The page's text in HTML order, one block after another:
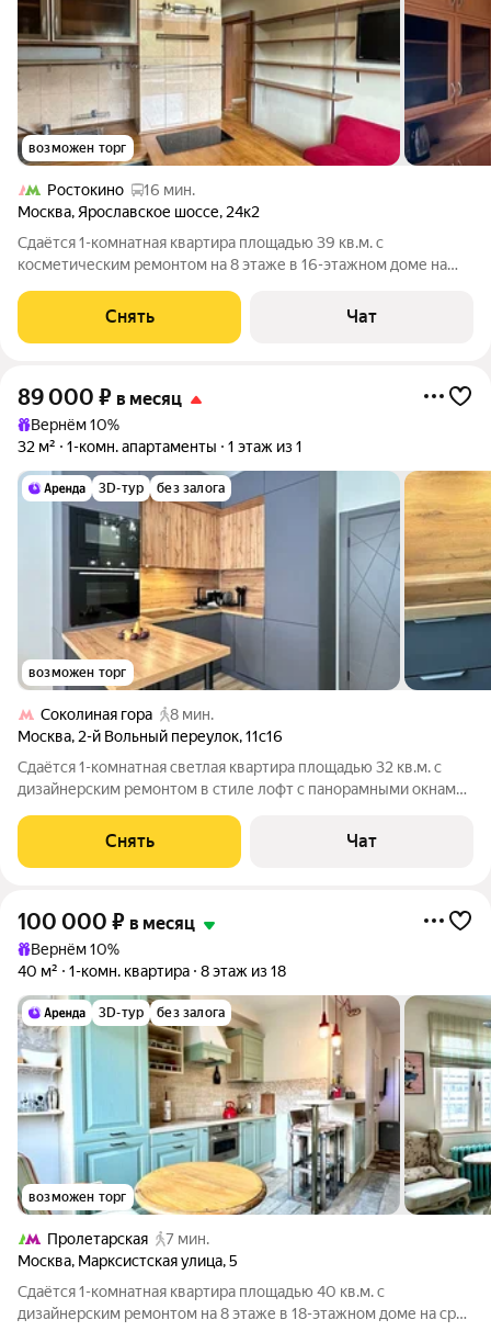
возможен торг
Ростокино
16 мин.
Москва, Ярославское шоссе, 24к2
Сдаётся 1-комнатная квартира площадью 39 кв.м. с
косметическим ремонтом на 8 этаже в 16-этажном доме на
панельный, окна выходят во двор. В
Снять Чат
89 000 ₽ в месяц
Вернём 10%
32 м²
1-комн. апартаменты 1 этаж из 1
3D-тур без залога
возможен торг
Соколиная гора
8 мин.
Москва, 2-й Вольный переулок,11с16
Сдаётся 1-комнатная светлая квартира площадью 32 кв.м. с
дизайнерским ремонтом в стиле лофт с панорамными окнами
Холодильник
Снять Чат
100 000 ₽ в месяц
Вернём 10%
40 м²
1-комн. квартира 8 этаж из 18
3D-тур без залога
возможен торг
Пролетарская
7 мин.
Москва, Марксистская улица,5
Сдаётся 1-комнатная квартира площадью 40 кв.м. с
дизайнерским ремонтом на 8 этаже в 18-этажном доме на срок